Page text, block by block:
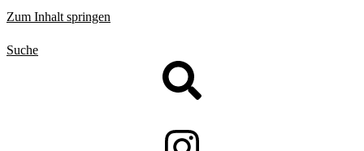
Zum Inhalt springen
Suche